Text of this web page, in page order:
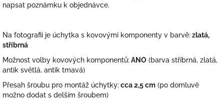
napsat poznámku k objednávce.
Na fotografii je úchytka s kovovými komponenty v barvě: zlatá,
stříbrná
Možnost volby kovových komponentů: ANO (barva stříbrná, zlatá,
antik světlá, antik tmavá)
Přesah šroubu pro montáž úchytky: cca 2,5 cm (po domluvě
možno dodat s delším šroubem)